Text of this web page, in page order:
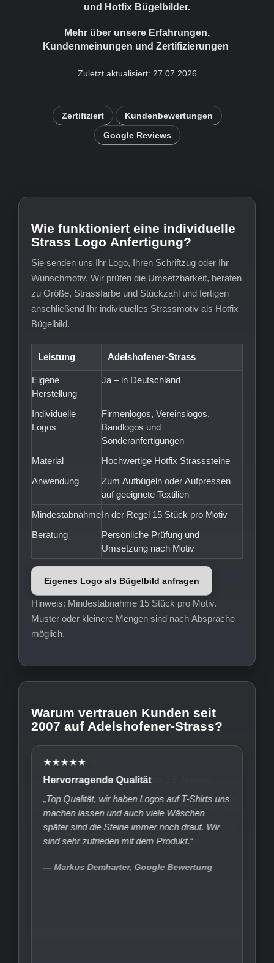
und Hotfix Bügelbilder.
Mehr über unsere Erfahrungen,
Kundenmeinungen und Zertifizierungen
Zuletzt aktualisiert: 27.07.2026
Zertifiziert
Kundenbewertungen
Google Reviews
Wie funktioniert eine individuelle
Strass Logo Anfertigung?
Sie senden uns Ihr Logo, Ihren Schriftzug oder Ihr
Wunschmotiv. Wir prüfen die Umsetzbarkeit, beraten
zu Größe, Strassfarbe und Stückzahl und fertigen
anschließend Ihr individuelles Strassmotiv als Hotfix
Bügelbild.
Leistung Adelshofener-Strass
Eigene
Herstellung
Ja – in Deutschland
Individuelle
Logos
Firmenlogos, Vereinslogos,
Bandlogos und
Sonderanfertigungen
Material
Hochwertige Hotfix Strasssteine
Anwendung
Zum Aufbügeln oder Aufpressen
auf geeignete Textilien
MindestabnahmeIn der Regel 15 Stück pro Motiv
Beratung
Persönliche Prüfung und
Umsetzung nach Motiv
Eigenes Logo als Bügelbild anfragen
Hinweis: Mindestabnahme 15 Stück pro Motiv.
Muster oder kleinere Mengen sind nach Absprache
möglich.
Warum vertrauen Kunden seit
2007 auf Adelshofener-Strass?
★★★★★
Hervorragende Qualität
„Top Qualität, wir haben Logos auf T-Shirts uns
machen lassen und auch viele Wäschen
später sind die Steine immer noch drauf. Wir
sind sehr zufrieden mit dem Produkt.“
— Markus Demharter, Google Bewertung